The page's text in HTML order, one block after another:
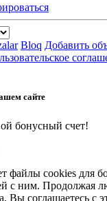
Bloq Добавить
сайте
бонусный счет!
файлы cookies для
с ним. Продолжая
Вы соглашаетесь с